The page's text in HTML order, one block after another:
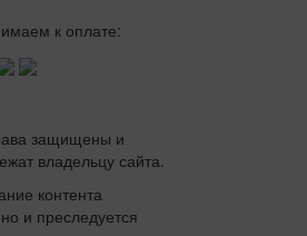
к оплате:
защищены и
владельцу сайта.
контента
и преследуется